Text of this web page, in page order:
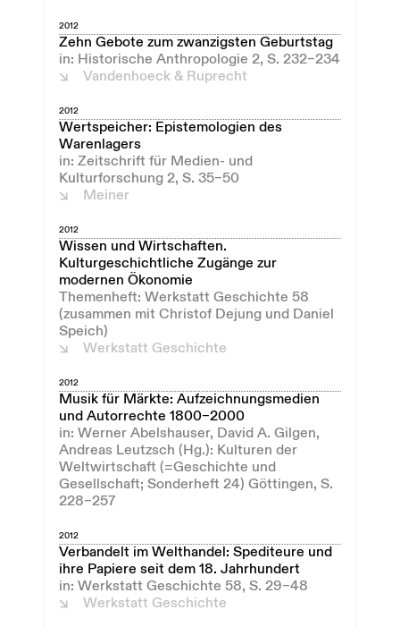
2012
Zehn Gebote zum zwanzigsten Geburtstag
in: Historische Anthropologie 2, S. 232–234
Vandenhoeck & Ruprecht
2012
Wertspeicher: Epistemologien des
Warenlagers
in: Zeitschrift für Medien- und
Kulturforschung 2, S. 35–50
Meiner
2012
Wissen und Wirtschaften.
Kulturgeschichtliche Zugänge zur
modernen Ökonomie
Themenheft: Werkstatt Geschichte 58
(zusammen mit Christof Dejung und Daniel
Speich)
Werkstatt Geschichte
2012
Musik für Märkte: Aufzeichnungsmedien
und Autorrechte 1800–2000
in: Werner Abelshauser, David A. Gilgen,
Andreas Leutzsch (Hg.): Kulturen der
Weltwirtschaft (=Geschichte und
Gesellschaft; Sonderheft 24) Göttingen, S.
228–257
2012
Verbandelt im Welthandel: Spediteure und
ihre Papiere seit dem 18. Jahrhundert
in: Werkstatt Geschichte 58, S. 29–48
Werkstatt Geschichte